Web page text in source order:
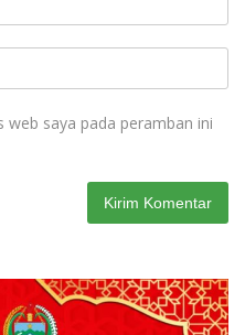
web saya pada peramban ini